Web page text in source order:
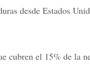
desde Estados
cubren el 15% de la